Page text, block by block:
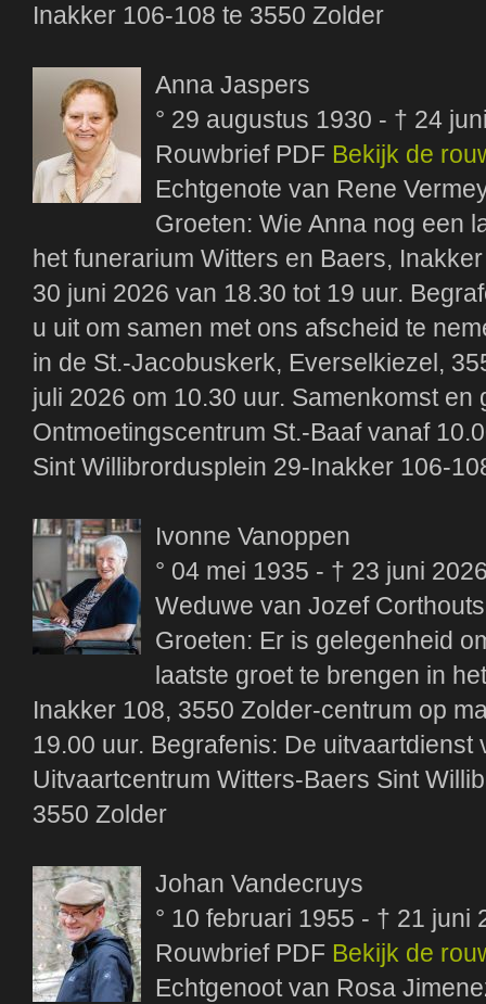
Inakker 106-108 te 3550 Zolder
Anna Jaspers
° 29 augustus 1930 - † 24
Rouwbrief PDF Bekijk de
Echtgenote van Rene
Groeten: Wie Anna nog een
het funerarium Witters en Baers,
30 juni 2026 van 18.30 tot 19 uur.
u uit om samen met ons afscheid te
in de St.-Jacobuskerk, Everselkiezel,
juli 2026 om 10.30 uur. Samenkomst
Ontmoetingscentrum St.-Baaf vanaf
Sint Willibrordusplein 29-Inakker 106-
Ivonne Vanoppen
° 04 mei 1935 - † 23 juni
Weduwe van Jozef Corthouts
Groeten: Er is gelegenheid
laatste groet te brengen in
Inakker 108, 3550 Zolder-centrum op
19.00 uur. Begrafenis: De
Uitvaartcentrum Witters-Baers Sint
3550 Zolder
Johan Vandecruys
° 10 februari 1955 - † 21 juni
Rouwbrief PDF Bekijk de
Echtgenoot van Rosa